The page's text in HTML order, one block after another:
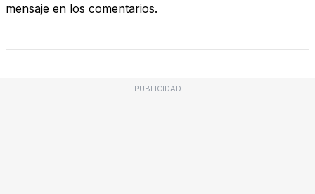
mensaje en los comentarios.
PUBLICIDAD